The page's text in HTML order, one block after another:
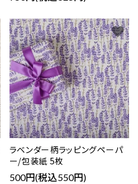
ラベンダー柄ラッピングペーパ
ー/包装紙 5枚
500円(税込550円)
favorite